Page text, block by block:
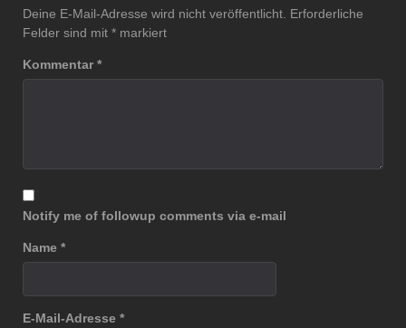
Deine E-Mail-Adresse wird nicht veröffentlicht. Erforderliche
Felder sind mit * markiert
Kommentar *
Notify me of followup comments via e-mail
Name *
E-Mail-Adresse *